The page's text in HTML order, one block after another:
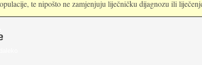
te nipošto ne zamjenjuju liječničku dijagnozu ili